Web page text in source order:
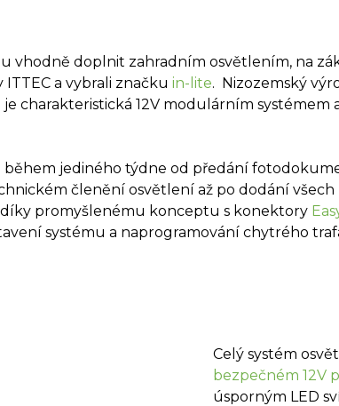
vhodně doplnit zahradním osvětlením, na
a vybrali značku in-lite. Nizozemský
charakteristická 12V modulárním
jediného týdne od předání
členění osvětlení až po dodání
díky promyšlenému konceptu s konektory
systému a naprogramování chytrého
Celý systém
bezpečném 12V
úsporným LED